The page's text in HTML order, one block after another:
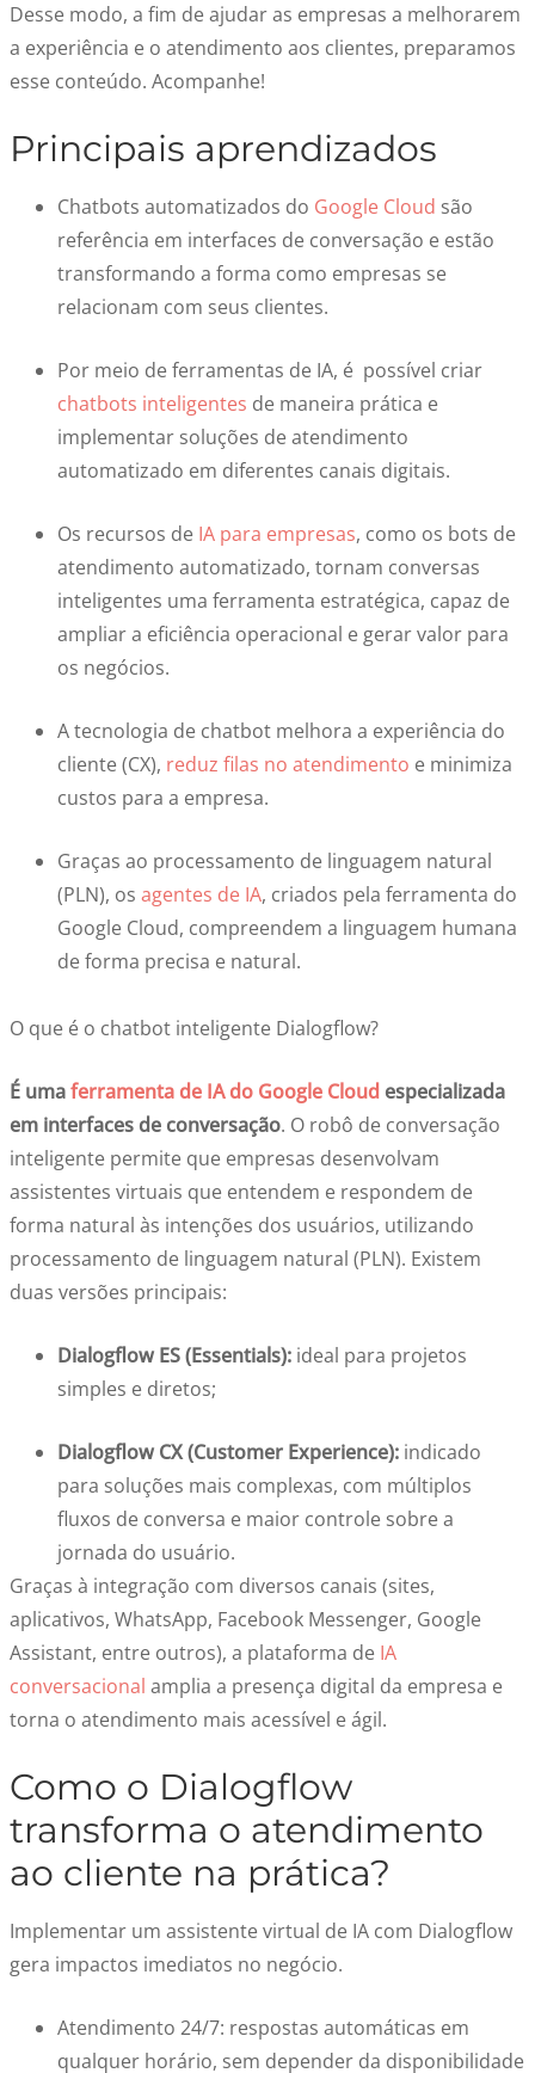
Desse modo, a fim de ajudar as empresas a melhorarem
a experiência e o atendimento aos clientes, preparamos
esse conteúdo. Acompanhe!
Principais aprendizados
Chatbots automatizados do Google Cloud são
referência em interfaces de conversação e estão
transformando a forma como empresas se
relacionam com seus clientes.
Por meio de ferramentas de IA, é possível criar
chatbots inteligentes de maneira prática e
implementar soluções de atendimento
automatizado em diferentes canais digitais.
Os recursos de IA para empresas, como os bots de
atendimento automatizado, tornam conversas
inteligentes uma ferramenta estratégica, capaz de
ampliar a eficiência operacional e gerar valor para
os negócios.
A tecnologia de chatbot melhora a experiência do
cliente (CX), reduz filas no atendimento e minimiza
custos para a empresa.
Graças ao processamento de linguagem natural
(PLN), os agentes de IA, criados pela ferramenta do
Google Cloud, compreendem a linguagem humana
de forma precisa e natural.
O que é o chatbot inteligente Dialogflow?
É umaferramenta de IA do Google Cloud especializada
em interfaces de conversação. O robô de conversação
inteligente permite que empresas desenvolvam
assistentes virtuais que entendem e respondem de
forma natural às intenções dos usuários, utilizando
processamento de linguagem natural (PLN). Existem
duas versões principais:
Dialogflow ES (Essentials): ideal para projetos
simples e diretos;
Dialogflow CX (Customer Experience): indicado
para soluções mais complexas, com múltiplos
fluxos de conversa e maior controle sobre a
jornada do usuário.
Graças à integração com diversos canais (sites,
aplicativos, WhatsApp, Facebook Messenger, Google
Assistant, entre outros), a plataforma de IA
conversacional amplia a presença digital da empresa e
torna o atendimento mais acessível e ágil.
Como o Dialogflow
transforma o atendimento
ao cliente na prática?
Implementar um assistente virtual de IA com Dialogflow
gera impactos imediatos no negócio.
Atendimento 24/7: respostas automáticas em
qualquer horário, sem depender da disponibilidade